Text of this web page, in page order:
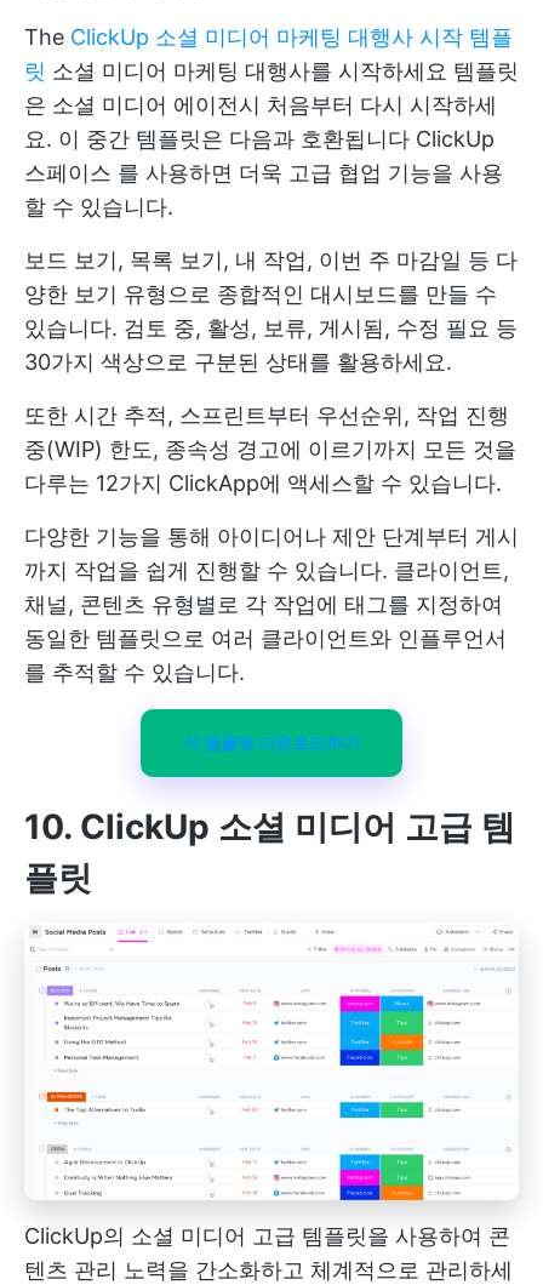
The ClickUp 소셜 미디어 마케팅 대행사 시작 템플
릿 소셜 미디어 마케팅 대행사를 시작하세요 템플릿
은 소셜 미디어 에이전시 처음부터 다시 시작하세
요. 이 중간 템플릿은 다음과 호환됩니다 ClickUp
스페이스 를 사용하면 더욱 고급 협업 기능을 사용
할 수 있습니다.
보드 보기, 목록 보기, 내 작업, 이번 주 마감일 등 다
양한 보기 유형으로 종합적인 대시보드를 만들 수
있습니다. 검토 중, 활성, 보류, 게시됨, 수정 필요 등
30가지 색상으로 구분된 상태를 활용하세요.
또한 시간 추적, 스프린트부터 우선순위, 작업 진행
중(WIP) 한도, 종속성 경고에 이르기까지 모든 것을
다루는 12가지 ClickApp에 액세스할 수 있습니다.
다양한 기능을 통해 아이디어나 제안 단계부터 게시
까지 작업을 쉽게 진행할 수 있습니다. 클라이언트,
채널, 콘텐츠 유형별로 각 작업에 태그를 지정하여
동일한 템플릿으로 여러 클라이언트와 인플루언서
를 추적할 수 있습니다.
이 템플릿 다운로드하기
10. ClickUp 소셜 미디어 고급 템
플릿
ClickUp의 소셜 미디어 고급 템플릿을 사용하여 콘
텐츠 관리 노력을 간소화하고 체계적으로 관리하세